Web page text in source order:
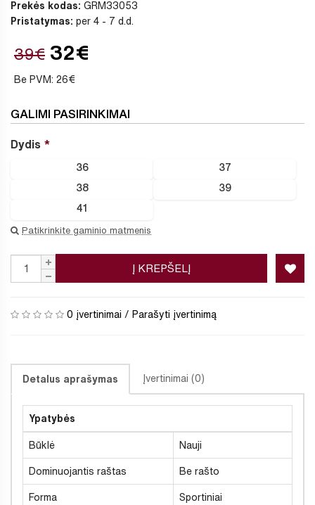
Prekės kodas: GRM33053
Pristatymas: per 4 - 7 d.d.
39€ 32€
Be PVM: 26€
GALIMI PASIRINKIMAI
Dydis
36 37
38 39
41
Patikrinkite gaminio matmenis
Į KREPŠELĮ
0 įvertinimai / Parašyti įvertinimą
Detalus aprašymas Įvertinimai (0)
Ypatybės
Būklė Nauji
Dominuojantis raštas Be rašto
Forma Sportiniai